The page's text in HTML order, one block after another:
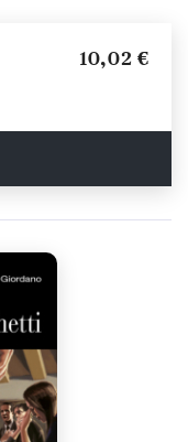
10,02 €